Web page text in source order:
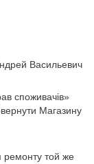
Васильевич
споживачів»
Магазину
ремонту той же